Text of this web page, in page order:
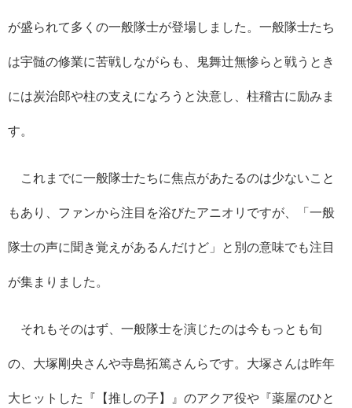
が盛られて多くの一般隊士が登場しました。一般隊士たち
は宇髄の修業に苦戦しながらも、鬼舞辻無惨らと戦うとき
には炭治郎や柱の支えになろうと決意し、柱稽古に励みま
す。
これまでに一般隊士たちに焦点があたるのは少ないこと
もあり、ファンから注目を浴びたアニオリですが、「一般
隊士の声に聞き覚えがあるんだけど」と別の意味でも注目
が集まりました。
それもそのはず、一般隊士を演じたのは今もっとも旬
の、大塚剛央さんや寺島拓篤さんらです。大塚さんは昨年
大ヒットした『【推しの子】』のアクア役や『薬屋のひと